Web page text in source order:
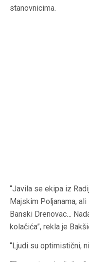
stanovnicima.
“Javila se ekipa iz
Majskim Poljanama,
Banski Drenovac…
kolačića”, rekla je
“Ljudi su optimistični,